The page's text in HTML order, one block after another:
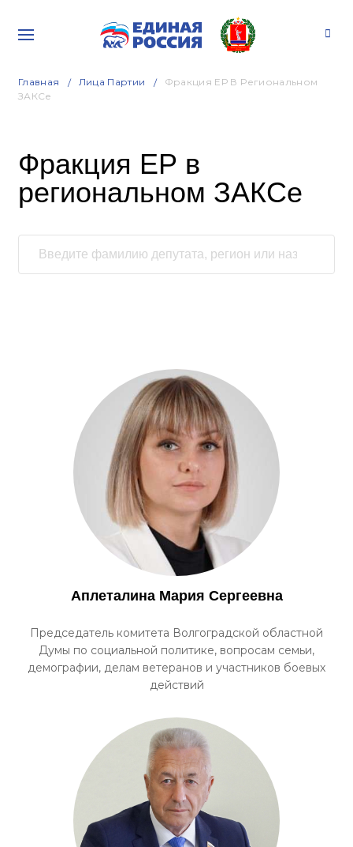
Главная Лица Партии
Фракция ЕР В Региональном
ЗАКСе
Фракция ЕР в
региональном ЗАКСе
Аплеталина Мария Сергеевна
Председатель комитета Волгоградской областной
Думы по социальной политике, вопросам семьи,
демографии, делам ветеранов и участников боевых
действий